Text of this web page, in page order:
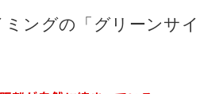
ングの「グリーンサイ